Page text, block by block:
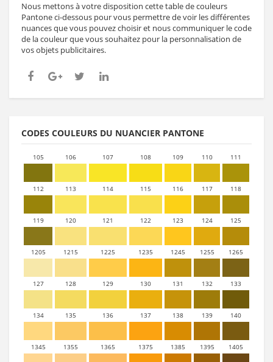
Nous mettons à votre disposition cette table de couleurs
Pantone ci-dessous pour vous permettre de voir les différentes
nuances que vous pouvez choisir et nous communiquer le code
de la couleur que vous souhaitez pour la personnalisation de
vos objets publicitaires.
CODES COULEURS DU NUANCIER PANTONE
105 106 107 108 109 110 111
112 113 114 115 116 117 118
119 120 121 122 123 124 125
1205 1215 1225 1235 1245 1255 1265
127 128 129 130 131 132 133
134 135 136 137 138 139 140
1345 1355 1365 1375 1385 1395 1405